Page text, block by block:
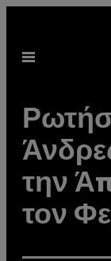
περιεχόμενο
Ανοίξτε
την
τον